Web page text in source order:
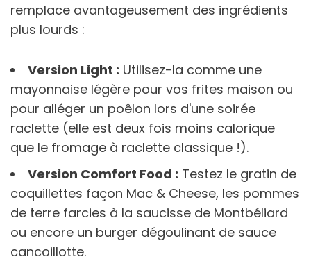
remplace avantageusement des ingrédients
plus lourds :
Version Light : Utilisez-la comme une
mayonnaise légère pour vos frites maison ou
pour alléger un poêlon lors d'une soirée
raclette (elle est deux fois moins calorique
que le fromage à raclette classique !).
Version Comfort Food : Testez le gratin de
coquillettes façon Mac & Cheese, les pommes
de terre farcies à la saucisse de Montbéliard
ou encore un burger dégoulinant de sauce
cancoillotte.